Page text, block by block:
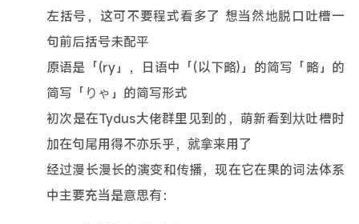
左括号，这可不要程式看多了 想当然地脱口吐槽一
句前后括号未配平
原语是「(ry」，日语中「(以下略)」的简写「略」的
简写「りゃ」的简写形式
初次是在Tydus大佬群里见到的，萌新看到夶吐槽时
加在句尾用得不亦乐乎，就拿来用了
经过漫长漫长的演变和传播，现在它在果的词法体系
中主要充当是意思有：